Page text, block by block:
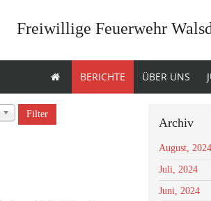
Freiwillige Feuerwehr
BERICHTE ÜBER UNS
Filter
Archiv
August, 2024
Juli, 2024
Juni, 2024